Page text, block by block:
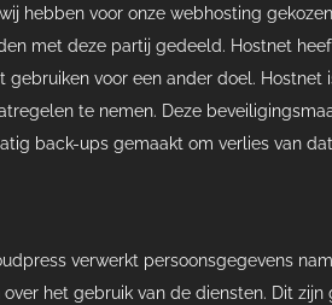
hebben voor onze webhosting
met deze partij gedeeld. Hostnet
voor een ander doel. Hostnet
te nemen. Deze
back-ups gemaakt om verlies van
verwerkt persoonsgegevens
het gebruik van de diensten. Dit